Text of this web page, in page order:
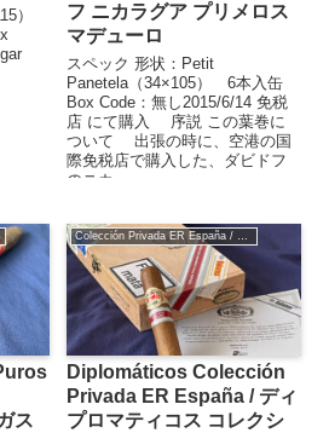
）
フ ニカラグア プリメロス
マデューロ
スペック 形状：Petit
Panetela（34×105） 6本入缶
Box Code：無し2015/6/14 免税
店 にて購入 序説 この葉巻に
ついて 出張の時に、空港の国
際免税店で購入した、ダビドフ
のニカ...
ス
Diplomáticos Colección
Privada ER España / ディ
プロマティコス コレクシ